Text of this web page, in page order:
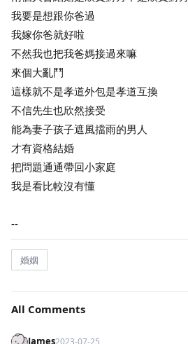
我要是想跟你爸過
我嫁你爸就好啦
不然我也把我爸媽接過來嘛
來個大亂鬥
這樣就不是孝道外包是孝道互換
不信先生也欣然接受
能為妻子孩子遮風擋雨的男人
才有資格結婚
把問題通通帶回小家庭
我是看比較沒有懂
--
婚姻
All Comments
James2023-07-25